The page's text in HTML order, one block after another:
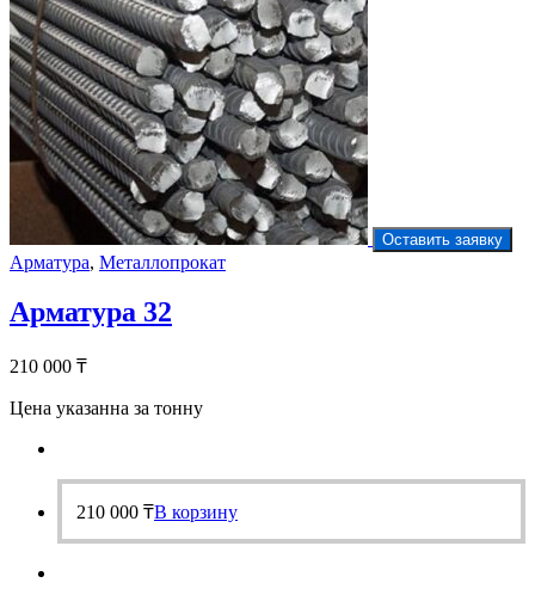
Оставить заявку
Арматура, Металлопрокат
Арматура 32
210 000 ₸
Цена указанна за тонну
210 000 ₸В корзину